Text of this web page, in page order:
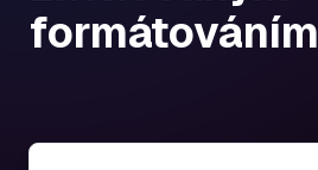
formátováním